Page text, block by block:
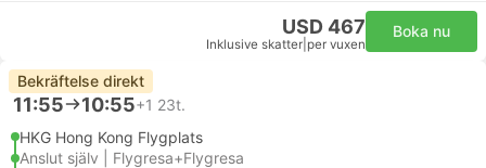
USD 467
Inklusive skatter per vuxen
Boka nu
Bekräftelse direkt
11:55 10:55+1 23t.
HKG Hong Kong Flygplats
Anslut själv | Flygresa+Flygresa